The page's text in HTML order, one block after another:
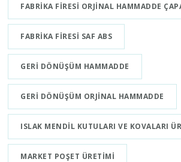
FABRIKA FIRESI ORJINAL HAMMADDE
FABRIKA FIRESI SAF ABS
GERI DÖNÜŞÜM HAMMADDE
GERI DÖNÜŞÜM ORJINAL HAMMADDE
ISLAK MENDIL KUTULARI VE KOVALARI
MARKET POŞET ÜRETIMI